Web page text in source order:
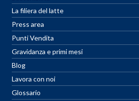
La filiera del latte
Press area
Punti Vendita
Gravidanza e primi mesi
Blog
Lavora con noi
Glossario